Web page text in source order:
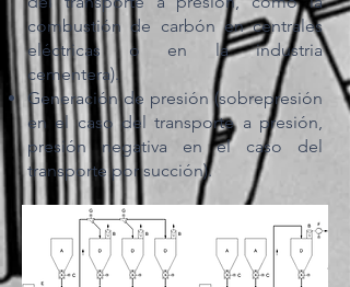
combustión de carbón en centrales
eléctricas o en la industria
cementera).
Generación de presión (sobrepresión
en el caso del transporte a presión,
presión negativa en el caso del
transporte por succión).